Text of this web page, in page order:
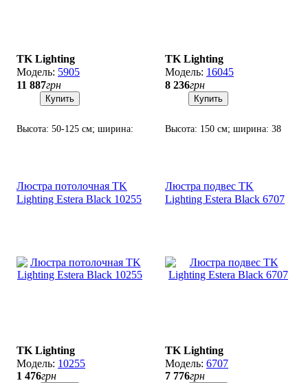
TK Lighting
5905
11 887грн
Купить
Высота: 50-125 см; ширина:
TK Lighting
16045
8 236грн
Купить
Высота: 150 см; ширина: 38
Люстра потолочная TK
Lighting Estera Black 10255
TK Lighting
10255
1 476грн
Люстра подвес TK
Lighting Estera Black 6707
TK Lighting
6707
7 776грн